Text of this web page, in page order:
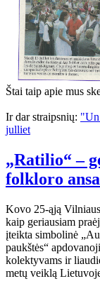
Štai taip apie mus
Ir dar straipsnių:
julliet
„Ratilio“ –
folkloro
Kovo 25-ąją
kaip geriausiam
įteikta simbolinė
paukštės“
kolektyvams ir
metų veiklą